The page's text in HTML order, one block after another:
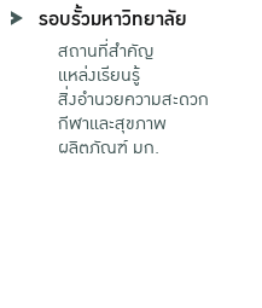
รอบรั้วมหาวิทยาลัย
สถานที่สำคัญ
แหล่งเรียนรู้
สิ่งอำนวยความสะดวก
กีฬาและสุขภาพ
ผลิตภัณฑ์ มก.